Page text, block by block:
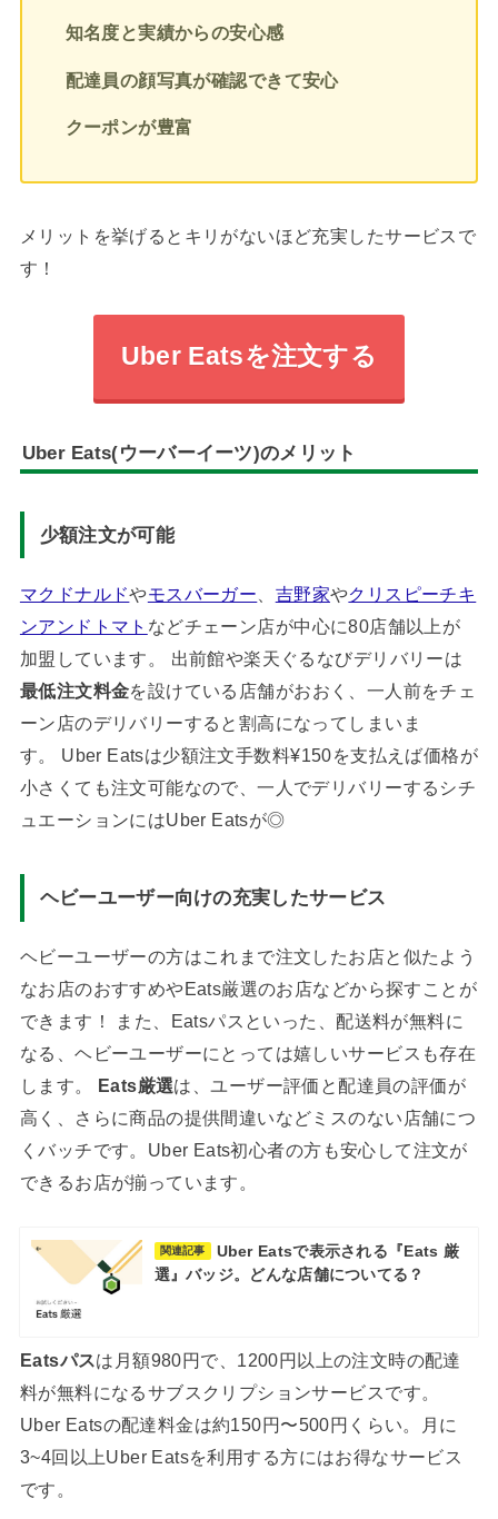
知名度と実績からの安心感
配達員の顔写真が確認できて安心
クーポンが豊富
メリットを挙げるとキリがないほど充実したサービスで
す！
Uber Eatsを注文する
Uber Eats(ウーバーイーツ)のメリット
少額注文が可能
マクドナルドやモスバーガー 吉野家やクリスピーチキ
ンアンドトマト などチェーン店が中心に80店舗以上が
加盟しています。 出前館や楽天ぐるなびデリバリーは
最低注文料金を設けている店舗がおおく、一人前をチェ
ーン店のデリバリーすると割高になってしまいま
す。 Uber Eatsは少額注文手数料¥150を支払えば価格が
小さくても注文可能なので、一人でデリバリーするシチ
ュエーションにはUber Eatsが◎
ヘビーユーザー向けの充実したサービス
ヘビーユーザーの方はこれまで注文したお店と似たよう
なお店のおすすめやEats厳選のお店などから探すことが
できます！ また、Eatsパスといった、配送料が無料に
なる、ヘビーユーザーにとっては嬉しいサービスも存在
します。 Eats厳選は、ユーザー評価と配達員の評価が
高く、さらに商品の提供間違いなどミスのない店舗につ
くバッチです。Uber Eats初心者の方も安心して注文が
できるお店が揃っています。
関連記事
Uber Eatsで表示される『Eats 厳
選』バッジ。どんな店舗についてる？
Eatsパスは月額980円で、1200円以上の注文時の配達
料が無料になるサブスクリプションサービスです。
Uber Eatsの配達料金は約150円〜500円くらい。月に
3~4回以上Uber Eatsを利用する方にはお得なサービス
です。